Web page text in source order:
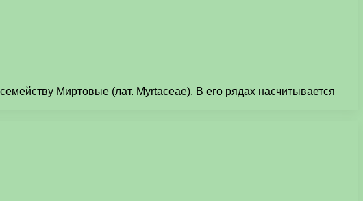
Миртовые (лат. Myrtaceae). В его рядах насчитывается